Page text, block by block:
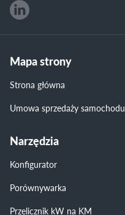
Mapa strony
Strona główna
Umowa sprzedaży samochodu
Narzędzia
Konfigurator
Porównywarka
Przelicznik kW na KM